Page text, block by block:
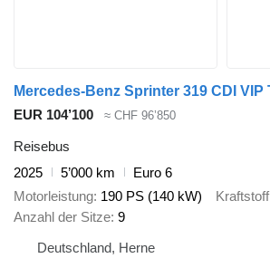
EUR 104’100 ≈ CHF 96’850
Reisebus
2025
5’000 km
Euro 6
Motorleistung 190 PS (140 kW) Kraftstoff
Anzahl der Sitze 9
Deutschland, Herne